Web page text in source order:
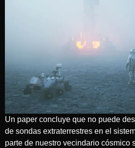
Un paper concluye que no puede
de sondas extraterrestres en el
parte de nuestro vecindario cósmico